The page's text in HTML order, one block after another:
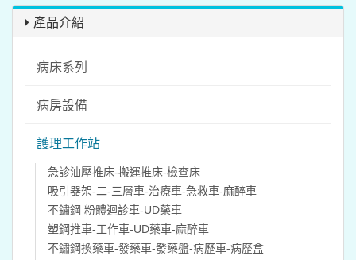
產品介紹
病床系列
病房設備
護理工作站
急診油壓推床-搬運推床-檢查床
吸引器架-二-三層車-治療車-急救車-麻醉車
不鏽鋼 粉體迴診車-UD藥車
塑鋼推車-工作車-UD藥車-麻醉車
不鏽鋼換藥車-發藥車-發藥盤-病歷車-病歷盒